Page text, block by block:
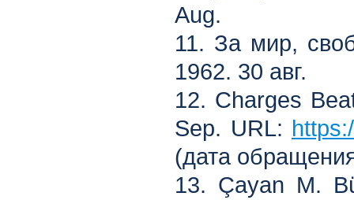
Aug.
11. За мир,
1962. 30 авг.
12. Charges
Sep. URL:
(дата
13. Çayan М.